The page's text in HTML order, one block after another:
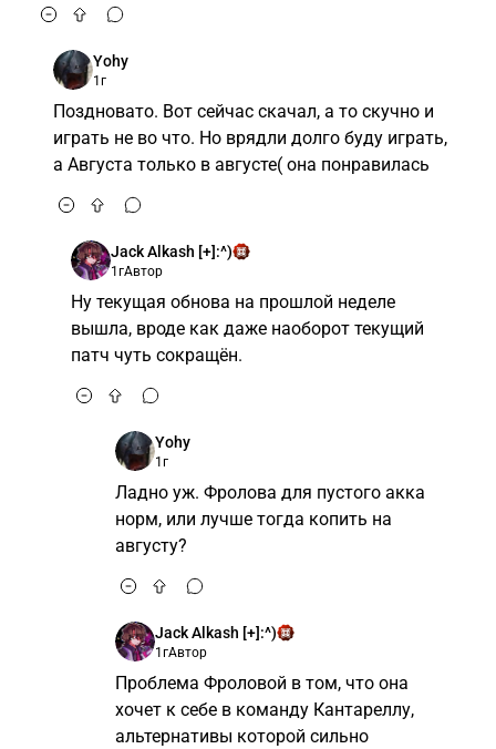
Yohy
1г
Поздновато. Вот сейчас скачал, а то скучно и
играть не во что. Но врядли долго буду играть,
а Августа только в августе( она понравилась
Jack Alkash [+]:^)
1гАвтор
Ну текущая обнова на прошлой неделе
вышла, вроде как даже наоборот текущий
патч чуть сокращён.
Yohy
1г
Ладно уж. Фролова для пустого акка
норм, или лучше тогда копить на
августу?
Jack Alkash [+]:^)
1гАвтор
Проблема Фроловой в том, что она
хочет к себе в команду Кантареллу,
альтернативы которой сильно